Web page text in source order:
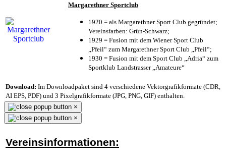
Margarethner Sportclub
1920 = als Margarethner Sport Club gegründet;
Vereinsfarben: Grün-Schwarz;
1929 = Fusion mit dem Wiener Sport Club
„Pfeil“ zum Margarethner Sport Club „Pfeil“;
1930 = Fusion mit dem Sport Club „Adria“ zum
Sportklub Landstrasser „Amateure“
Download: Im Downloadpaket sind 4 verschiedene Vektorgrafikformate (CDR,
AI EPS, PDF) und 3 Pixelgrafikformate (JPG, PNG, GIF) enthalten.
×
×
Vereinsinformationen: